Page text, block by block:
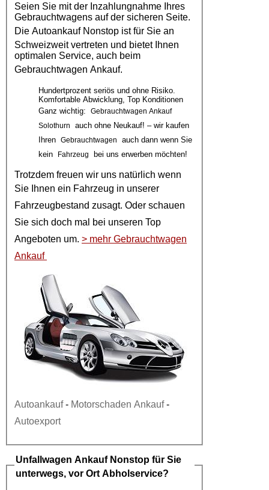
Seien Sie mit der Inzahlungnahme Ihres
Gebrauchtwagens auf der sicheren Seite.
Die AutoankaufNonstop ist für Sie an
Schweizweit vertreten und bietet Ihnen
optimalen Service, auch beim
Gebrauchtwagen Ankauf.
Hundertprozent seriös und ohne Risiko.
Komfortable Abwicklung, Top Konditionen
Ganz wichtig:
Gebrauchtwagen Ankauf
Solothurn
auch ohne Neukauf! – wir kaufen
Ihren Gebrauchtwagen
auch dann wenn Sie
kein
Fahrzeug bei uns erwerben möchten!
Trotzdem freuen wir uns natürlich wenn
Sie Ihnen ein Fahrzeug in unserer
Fahrzeugbestand zusagt. Oder schauen
Sie sich doch mal bei unseren Top
Angeboten um. > mehr Gebrauchtwagen
Ankauf
Autoankauf- Motorschaden Ankauf-
Autoexport
Unfallwagen AnkaufNonstop für Sie
unterwegs, vor Ort Abholservice?